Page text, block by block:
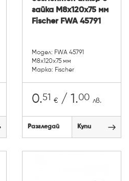
гайка М8х120х75 мм
Fischer FWA 45791
Модел: FWA 45791
М8х120х75 мм
Марка: Fischer
0.51 € / 1.00 лв.
Разгледай Купи